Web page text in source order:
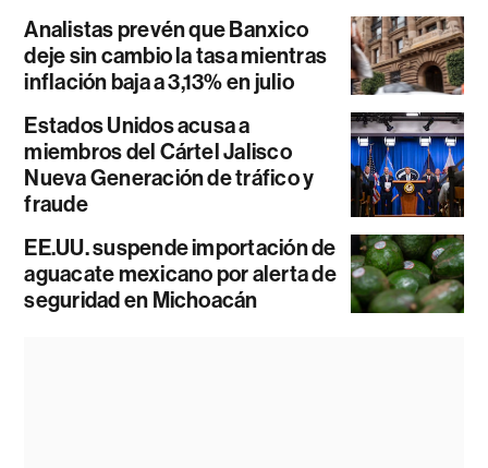
Analistas prevén que Banxico
deje sin cambio la tasa mientras
inflación baja a 3,13% en julio
Estados Unidos acusa a
miembros del Cártel Jalisco
Nueva Generación de tráfico y
fraude
EE.UU. suspende importación de
aguacate mexicano por alerta de
seguridad en Michoacán